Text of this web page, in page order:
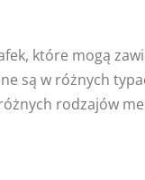
które mogą
są w różnych
rodzajów